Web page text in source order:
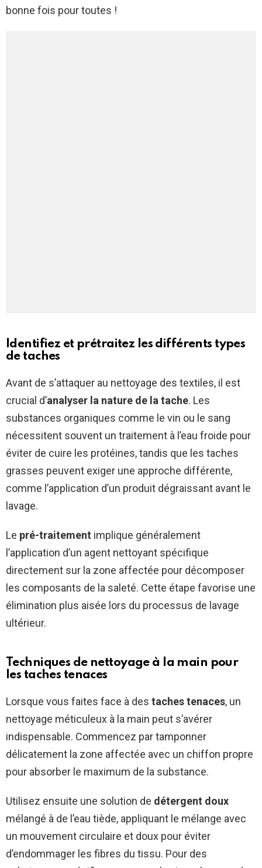
bonne fois pour toutes !
Identifiez et prétraitez les différents types
de taches
Avant de s’attaquer au nettoyage des textiles, il est
crucial d’analyser la nature de la tache. Les
substances organiques comme le vin ou le sang
nécessitent souvent un traitement à l’eau froide pour
éviter de cuire les protéines, tandis que les taches
grasses peuvent exiger une approche différente,
comme l’application d’un produit dégraissant avant le
lavage.
Le pré-traitement implique généralement
l’application d’un agent nettoyant spécifique
directement sur la zone affectée pour décomposer
les composants de la saleté. Cette étape favorise une
élimination plus aisée lors du processus de lavage
ultérieur.
Techniques de nettoyage à la main pour
les taches tenaces
Lorsque vous faites face à des taches tenaces, un
nettoyage méticuleux à la main peut s’avérer
indispensable. Commencez par tamponner
délicatement la zone affectée avec un chiffon propre
pour absorber le maximum de la substance.
Utilisez ensuite une solution de détergent doux
mélangé à de l’eau tiède, appliquant le mélange avec
un mouvement circulaire et doux pour éviter
d’endommager les fibres du tissu. Pour des